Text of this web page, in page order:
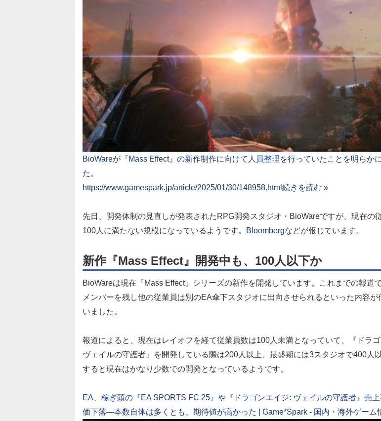
BioWareが『Mass Effect』の新作制作に向けて人員整理を行っていたことを明らか
た。
https://www.gamespark.jp/article/2025/01/30/148958.html続きを読む »
先日、開発体制の見直しが発表されたRPG開発スタジオ・BioWareですが、現在の
100人に満たない規模になっているようです。 Bloombergなどが報じています。
新作『Mass Effect』開発中も、100人以下か
BioWareは現在『Mass Effect』シリーズの新作を開発しています。これまでの報道
メンバーを残し他の従業員は別のEA傘下スタジオに出向させられるといった内容が
いました。
報道によると、現在はレイオフを経て従業員数は100人未満となっていて、『ドラ
ヴェイルの守護者』を開発している際は200人以上、最盛期には3スタジオで400人
すると現在はかなり少数での開発となっているようです。
EA、稼ぎ頭の『EA SPORTS FC 25』や『ドラゴンエイジ: ヴェイルの守護者』売
価下落―本数自体は多くとも、期待値が高かった | Game*Spark - 国内・海外ゲーム